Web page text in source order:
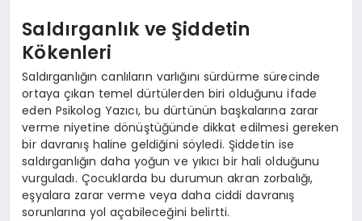
Saldırganlık ve Şiddetin
Kökenleri
Saldırganlığın canlıların varlığını sürdürme sürecinde
ortaya çıkan temel dürtülerden biri olduğunu ifade
eden Psikolog Yazıcı, bu dürtünün başkalarına zarar
verme niyetine dönüştüğünde dikkat edilmesi gereken
bir davranış haline geldiğini söyledi. Şiddetin ise
saldırganlığın daha yoğun ve yıkıcı bir hali olduğunu
vurguladı. Çocuklarda bu durumun akran zorbalığı,
eşyalara zarar verme veya daha ciddi davranış
sorunlarına yol açabileceğini belirtti.